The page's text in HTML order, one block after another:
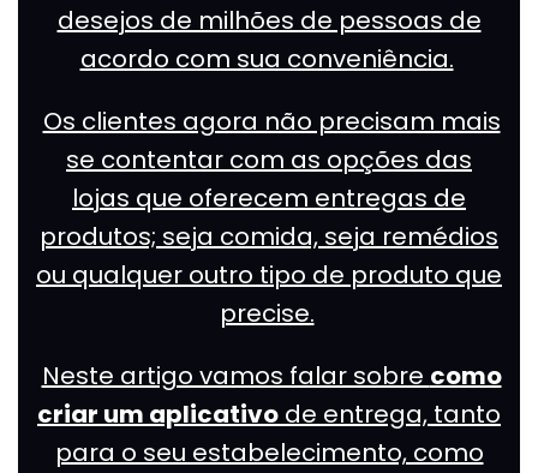
desejos de milhões de pessoas de
acordo com sua conveniência.
Os clientes agora não precisam mais
se contentar com as opções das
lojas que oferecem entregas de
produtos; seja comida, seja remédios
ou qualquer outro tipo de produto que
precise.
Neste artigo vamos falar sobre como
criar um aplicativo de entrega, tanto
para o seu estabelecimento, como